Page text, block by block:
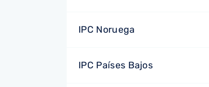
IPC Noruega
IPC Países Bajos